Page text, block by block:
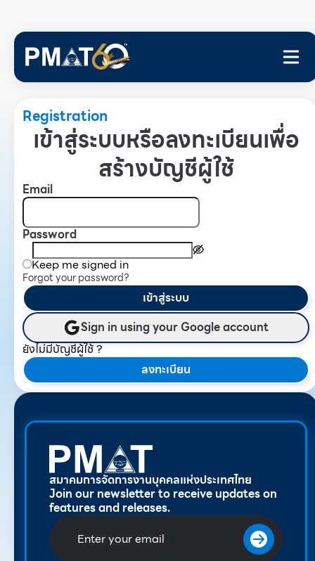
Registration
เข้าสู่ระบบหรือลงทะเบียนเพื่อ
สร้างบัญชีผู้ใช้
Email
Password
Keep me signed in
Forgot your password?
เข้าสู่ระบบ
Sign in using your Google account
ยังไม่มีบัญชีผู้ใช้ ?
ลงทะเบียน
สมาคมการจัดการงานบุคคลแห่งประเทศไทย
Join our newsletter to receive updates on
features and releases.